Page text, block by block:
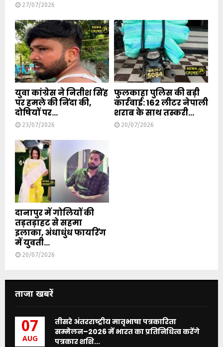
27/07/2026
युवा कांग्रेस ने नितीश सिंह
पर हमले की निंदा की,
दोषियों पर...
23/07/2026
फुलकाहा पुलिस की बड़ी
कार्रवाई: 162 लीटर नेपाली
शराब के साथ तस्करी...
20/07/2026
दानापुर में गोलियों की
तड़तड़ाहट से सहमा
इलाका, अंधाधुंध फायरिंग
में युवती...
20/07/2026
ताजा खबरें
07
AUG
तीसरे अंतरराष्ट्रीय मातृभाषा पत्रकारिता
सम्मेलन–2026 में भारत का प्रतिनिधित्व करेंगे
पत्रकार शशि...